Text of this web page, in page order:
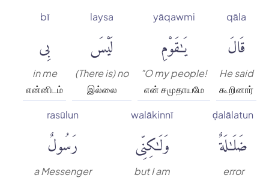
qāla
قَالَ
He said
கூறினார்
yāqawmi
يَٰقَوْمِ
"O my people!
என் சமுதாயமே
laysa
لَيْسَ
(There is) no
இல்லை
bī
بِى
in me
என்னிடம்
ḍalālatun
ضَلَٰلَةٌ
error
walākinnī
وَلَٰكِنِّى
but I am
rasūlun
رَسُولٌ
a Messenger